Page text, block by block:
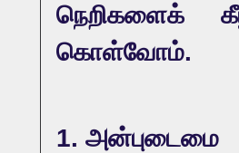
நெறிகளைக்
கொள்வோம்.
1. அன்புடைமை